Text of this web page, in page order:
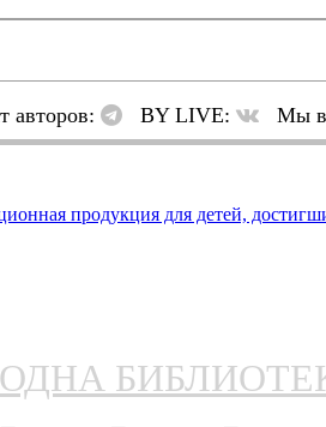
авторов: BY LIVE: Мы в